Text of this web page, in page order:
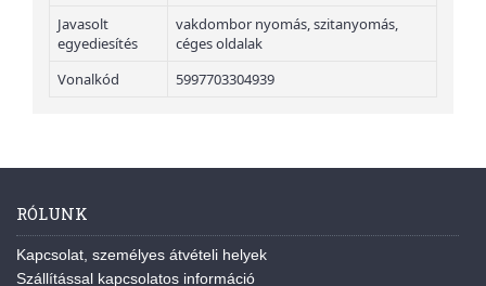
Javasolt
egyediesítés
vakdombor nyomás, szitanyomás,
céges oldalak
Vonalkód
5997703304939
RÓLUNK
Kapcsolat, személyes átvételi helyek
Szállítással kapcsolatos információ